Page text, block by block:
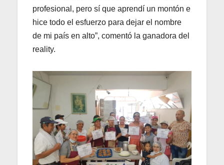
profesional, pero sí que aprendí un montón e
hice todo el esfuerzo para dejar el nombre
de mi país en alto”, comentó la ganadora del
reality.